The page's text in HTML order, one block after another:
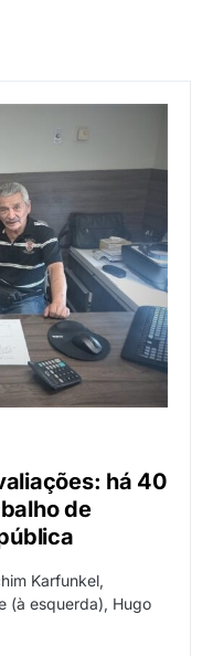
há 40
de
Karfunkel,
(à esquerda), Hugo